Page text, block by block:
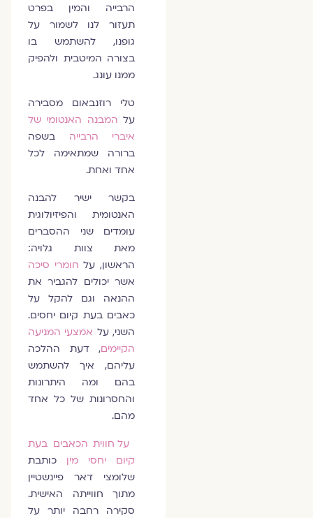
הרבייה והמין בפרט
תעזור לנו לשמור על
גופנו, להשתמש בו
בצורה המיטבית ולהפיק
ממנו עונג.
טלי רוזנבאום מסבירה
עלהמבנה האנטומי של
איברי הרבייהבשפה
ברורה שמתאימה לכל
אחד ואחת.
בקשר ישיר להבנה
האנטומית והפיזיולוגית
עומדים שני ההסברים
מאת צוות גלויה:
הראשון, עלחומרי סיכה
אשר יכולים להגביר את
ההנאה וגם להקל על
כאבים בעת קיום יחסים.
השני, עלאמצעי המניעה
הקיימים, דעת ההלכה
עליהם, איך להשתמש
בהם ומה היתרונות
והחסרונות של כל אחד
מהם.
על חווית הכאבים בעת
קיום יחסי מיןכותבת
שלומצי דאר פיינשטיין
מתוך חווייתה האישית.
סקירה רחבה יותר על